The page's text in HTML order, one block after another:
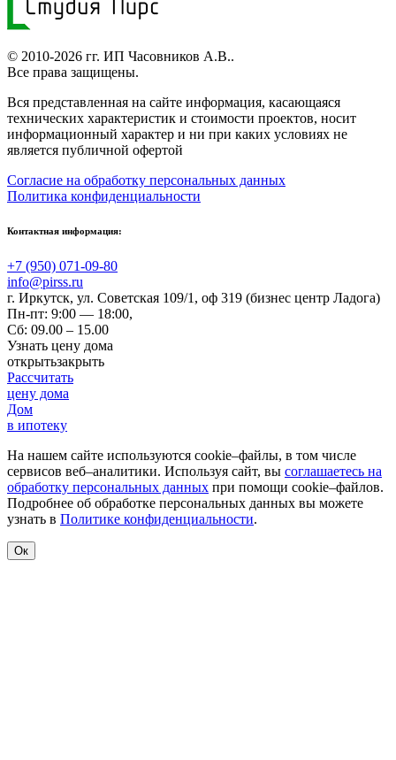
© 2010-2026 гг. ИП Часовников А.В..
Все права защищены.
Вся представленная на сайте информация, касающаяся
технических характеристик и стоимости проектов, носит
информационный характер и ни при каких условиях не
является публичной офертой
Согласие на обработку персональных данных
Политика конфиденциальности
Контактная информация:
+7 (950) 071-09-80
info@pirss.ru
г. Иркутск, ул. Советская 109/1, оф 319 (бизнес центр Ладога)
Пн-пт: 9:00 — 18:00,
Сб: 09.00 – 15.00
Узнать цену дома
открытьзакрыть
Рассчитать
цену дома
Дом
в ипотеку
На нашем сайте используются cookie–файлы, в том числе
сервисов веб–аналитики. Используя сайт, вы соглашаетесь на
обработку персональных данных при помощи cookie–файлов.
Подробнее об обработке персональных данных вы можете
узнать в Политике конфиденциальности.
Ок